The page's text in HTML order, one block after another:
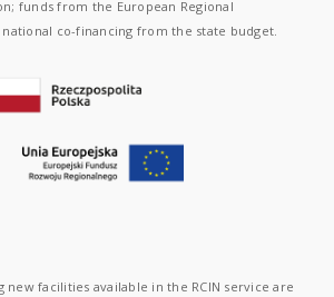
funds from the European Regional
co-financing from the state budget.
new facilities available in the RCIN service are